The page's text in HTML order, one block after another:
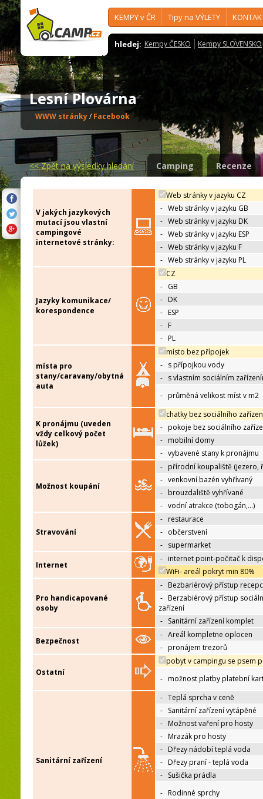
KEMPY v ČR Tipy na VÝLETY
hledej: Kempy ČESKO Kempy SLOVENSKO
Lesní Plovárna
WWW stránky/ Facebook
<<Zpět na výsledky hledání Camping Recenze
V jakých jazykových
mutací jsou vlastní
campingové
internetové stránky:
Web stránky v jazyku CZ
- Web stránky v jazyku GB
- Web stránky v jazyku DK
- Web stránky v jazyku ESP
- Web stránky v jazyku F
- Web stránky v jazyku PL
Jazyky komunikace/
korespondence
CZ
- GB
- DK
- ESP
- F
- PL
místa pro
stany/caravany/obytná
auta
místo bez přípojek
- s přípojkou vody
- s vlastním sociálním
- průměná velikost míst v m2
K pronájmu (uveden
vždy celkový počet
lůžek)
chatky bez sociálního
- pokoje bez sociálního
- mobilní domy
- vybavené stany k pronájmu
Možnost koupání
- přírodní koupaliště (jezero,
- venkovní bazén vyhřívaný
- brouzdaliště vyhřívané
- vodní atrakce (tobogán,…)
Stravování
- restaurace
- občerstvení
- supermarket
Internet
- internet point-počitač k
WiFi- areál pokryt min 80%
Pro handicapované
osoby
- Bezbariérový přístup
- Berzabiérový přístup
zařízení
- Sanitární zařízení komplet
Bezpečnost
- Areál kompletne oplocen
- pronájem trezorů
Ostatní
pobyt v campingu se psem
- možnost platby platební
Sanitární zařízení
- Teplá sprcha v ceně
- Sanitární zařízení vytápěné
- Možnost vaření pro hosty
- Mrazák pro hosty
- Dřezy nádobí teplá voda
- Dřezy praní - teplá voda
- Sušička prádla
- Rodinné sprchy